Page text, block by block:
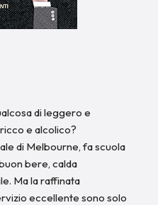
di leggero e
e alcolico?
di Melbourne, fa scuola
bere, calda
Ma la raffinata
eccellente sono solo